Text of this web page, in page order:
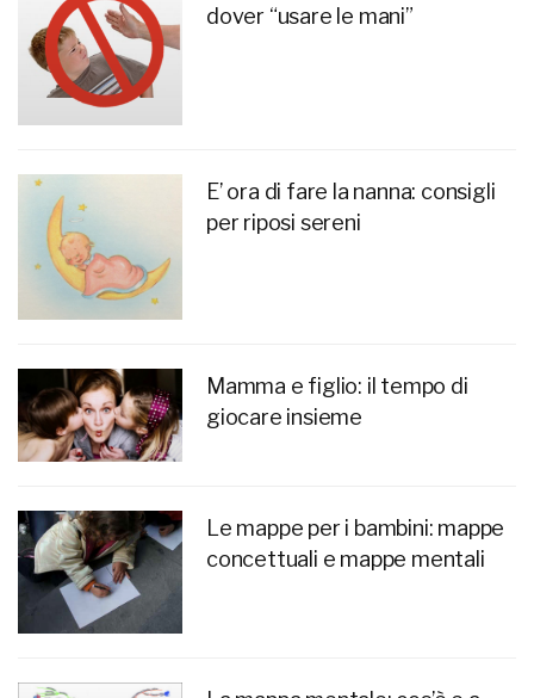
dover “usare le mani”
E’ ora di fare la nanna: consigli
per riposi sereni
Mamma e figlio: il tempo di
giocare insieme
Le mappe per i bambini: mappe
concettuali e mappe mentali